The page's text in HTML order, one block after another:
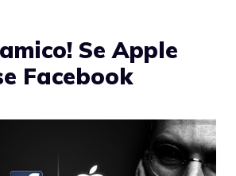
Se Apple
Facebook